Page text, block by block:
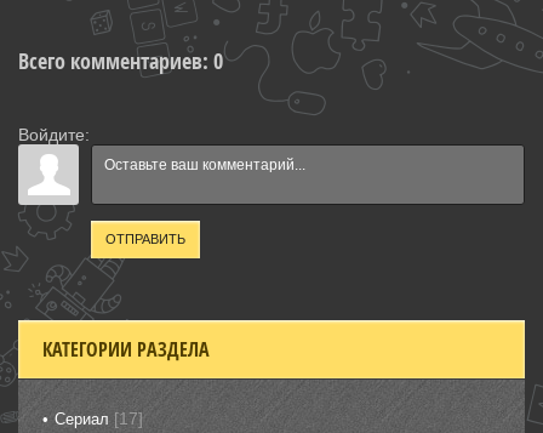
Всего комментариев: 0
Войдите:
ОТПРАВИТЬ
КАТЕГОРИИ РАЗДЕЛА
Сериал [17]